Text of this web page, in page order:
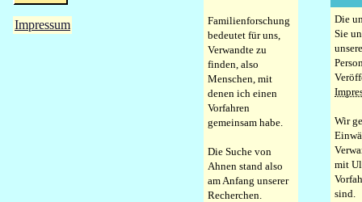
Impressum
Familienforschung
bedeutet für uns,
Verwandte zu
finden, also
Menschen, mit
denen ich einen
Vorfahren
gemeinsam habe.
Die Suche von
Ahnen stand also
am Anfang unserer
Recherchen.
Die
Sie
Wir
mit
sind.